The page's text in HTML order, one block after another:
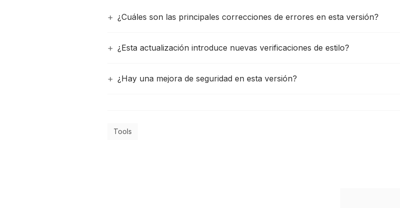
¿Cuáles son las principales correcciones de errores en esta versión?
¿Esta actualización introduce nuevas verificaciones de estilo?
¿Hay una mejora de seguridad en esta versión?
Tools